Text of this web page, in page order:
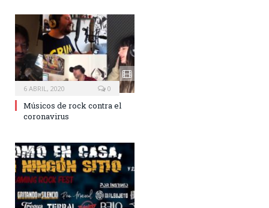
6 ABRIL, 2020 0
Músicos de rock contra el
coronavirus